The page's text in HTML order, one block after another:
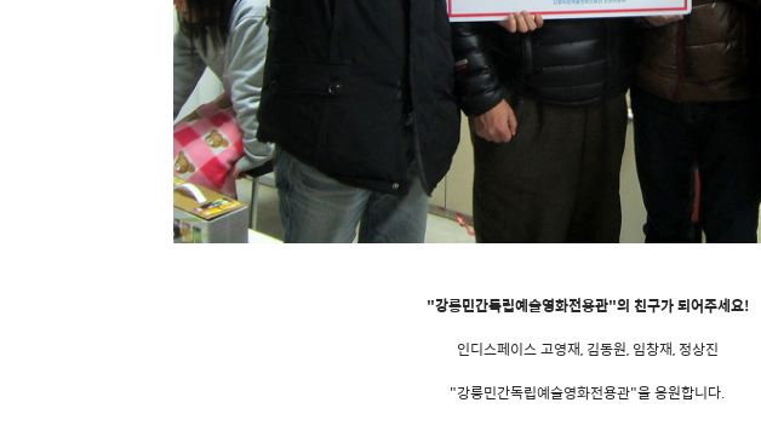
"강릉민간독립예술영화전용관"의 친구가 되어주세요!
인디스페이스 고영재, 김동원, 임창재, 정상진
"강릉민간독립예술영화전용관"을 응원합니다.